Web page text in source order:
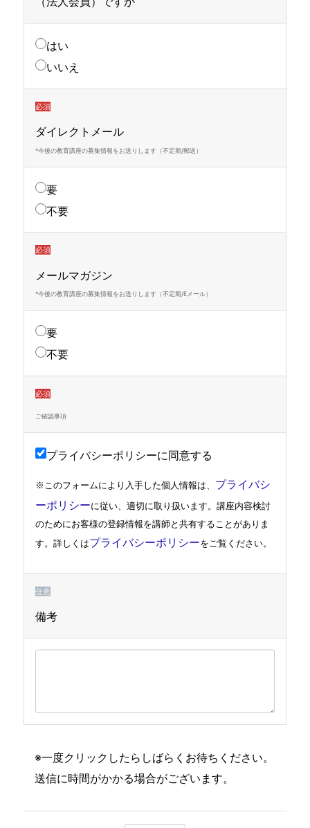
はい
いいえ
必須
ダイレクトメール
*今後の教育講座の募集情報をお送りします（不定期/郵送）
要
不要
必須
メールマガジン
*今後の教育講座の募集情報をお送りします（不定期/Eメール）
要
不要
必須
ご確認事項
プライバシーポリシーに同意する
※このフォームにより入手した個人情報は、 プライバシ
ーポリシーに従い、適切に取り扱います。講座内容検討
のためにお客様の登録情報を講師と共有することがありま
す。詳しくはプライバシーポリシーをご覧ください。
任意
備考
※一度クリックしたらしばらくお待ちください。
送信に時間がかかる場合がございます。